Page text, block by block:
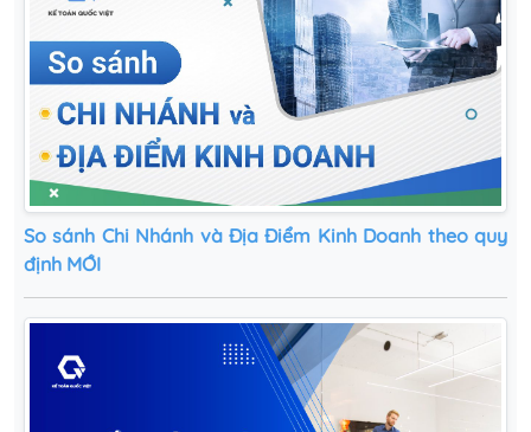
So sánh Chi Nhánh và Địa Điểm Kinh Doanh theo quy
định MỚI